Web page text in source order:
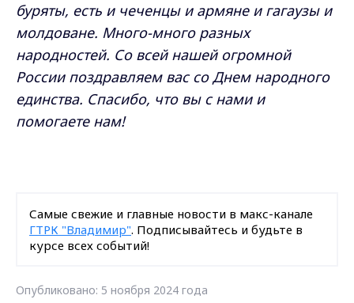
буряты, есть и чеченцы и армяне и гагаузы и
молдоване. Много-много разных
народностей. Со всей нашей огромной
России поздравляем вас со Днем народного
единства. Спасибо, что вы с нами и
помогаете нам!
Самые свежие и главные новости в макс-канале
ГТРК "Владимир". Подписывайтесь и будьте в
курсе всех событий!
Опубликовано: 5 ноября 2024 года